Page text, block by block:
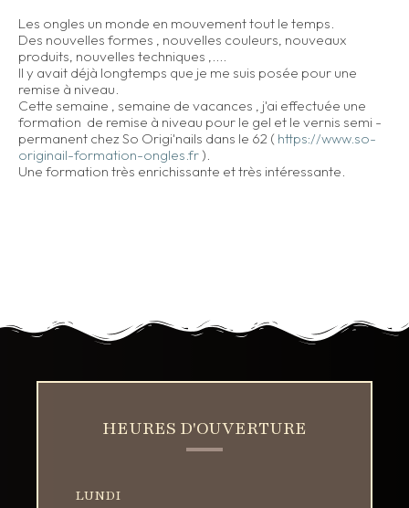
Les ongles un monde en mouvement tout le temps.
Des nouvelles formes , nouvelles couleurs, nouveaux
produits, nouvelles techniques ,....
Il y avait déjà longtemps que je me suis posée pour une
remise à niveau.
Cette semaine , semaine de vacances , j'ai effectuée une
formation de remise à niveau pour le gel et le vernis semi -
permanent chez So Origi'nails dans le 62 ( https://www.so-
originail-formation-ongles.fr).
Une formation très enrichissante et très intéressante.
HEURES D'OUVERTURE
LUNDI